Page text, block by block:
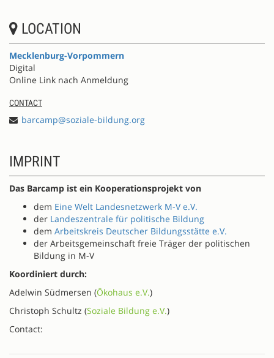
LOCATION
Mecklenburg-Vorpommern
Digital
Online Link nach Anmeldung
CONTACT
barcamp@soziale-bildung.org
IMPRINT
Das Barcamp ist ein Kooperationsprojekt von
dem Eine Welt Landesnetzwerk M-V e.V.
der Landeszentrale für politische Bildung
dem Arbeitskreis Deutscher Bildungsstätte e.V.
der Arbeitsgemeinschaft freie Träger der politischen
Bildung in M-V
Koordiniert durch:
Adelwin Südmersen (Ökohaus e.V.)
Christoph Schultz (Soziale Bildung e.V.)
Contact: